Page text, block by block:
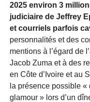
2025 environ 3
judiciaire de Jeffrey
et courriels parfois
personnalités et des
mentions à l’égard de
Jacob Zuma et à des
en Côte d’Ivoire et au
la présence possible «
glamour » lors d’un